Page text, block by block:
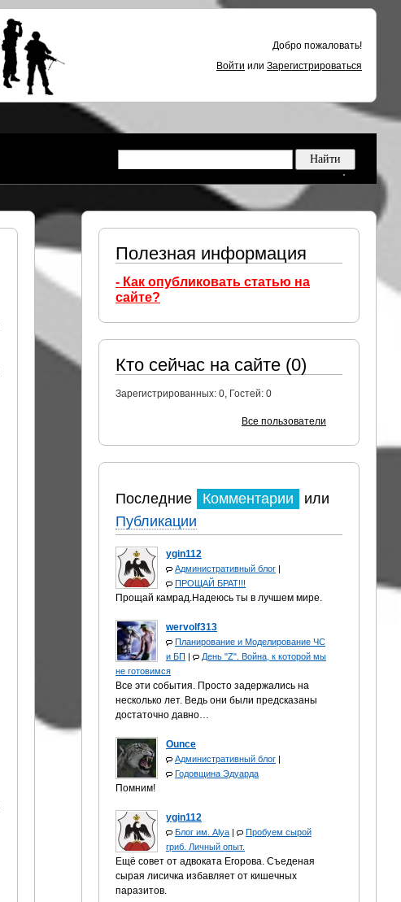
Добро пожаловать!
Войти или Зарегистрироваться
Полезная информация
- Как опубликовать статью на
сайте?
Кто сейчас на сайте (0)
Зарегистрированных: 0, Гостей: 0
Все пользователи
Последние Комментарии
или
Публикации
ygin112
Административный блог |
ПРОЩАЙ БРАТ!!!
Прощай камрад.Надеюсь ты в лучшем мире.
wervolf313
Планирование и Моделирование ЧС
и БП |
День "Z". Война, к которой мы
не готовимся
Все эти события. Просто задержались на
несколько лет. Ведь они были предсказаны
достаточно давно…
Ounce
Административный блог |
Годовщина Эдуарда
Помним!
ygin112
Блог им. Alya |
Пробуем сырой
гриб. Личный опыт.
Ещё совет от адвоката Егорова. Съеденая
сырая лисичка избавляет от кишечных
паразитов.